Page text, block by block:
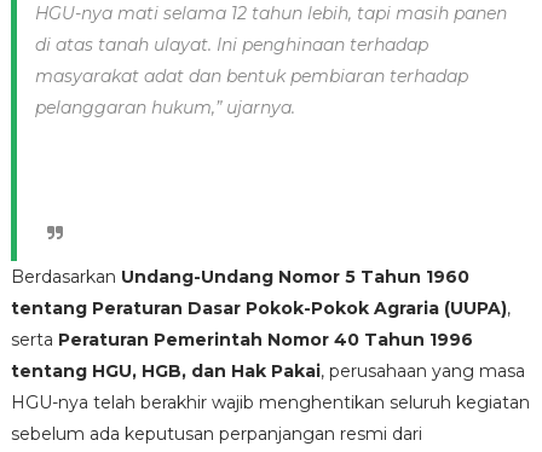
HGU-nya mati selama 12 tahun lebih, tapi masih panen
di atas tanah ulayat. Ini penghinaan terhadap
masyarakat adat dan bentuk pembiaran terhadap
pelanggaran hukum,” ujarnya.
Berdasarkan Undang-Undang Nomor 5 Tahun 1960
tentang Peraturan Dasar Pokok-Pokok Agraria (UUPA),
serta Peraturan Pemerintah Nomor 40 Tahun 1996
tentang HGU, HGB, dan Hak Pakai, perusahaan yang masa
HGU-nya telah berakhir wajib menghentikan seluruh kegiatan
sebelum ada keputusan perpanjangan resmi dari